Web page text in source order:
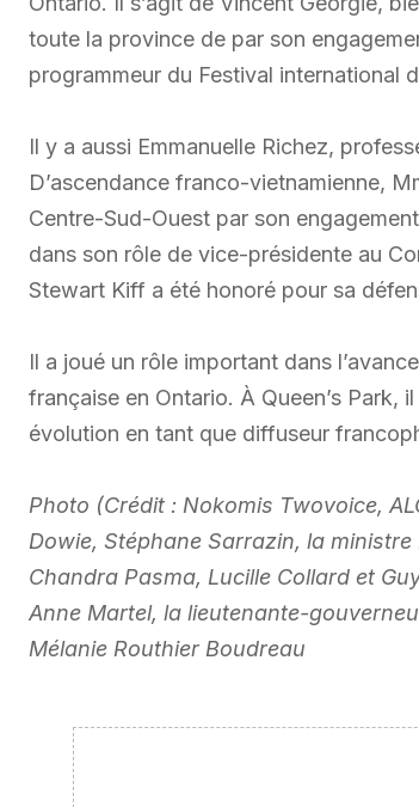
toute la province de par son
programmeur du Festival international
Il y a aussi Emmanuelle Richez,
D’ascendance franco-vietnamienne,
Centre-Sud-Ouest par son
dans son rôle de vice-présidente au
Stewart Kiff a été honoré pour sa
Il a joué un rôle important dans
française en Ontario. À Queen’s Park,
évolution en tant que diffuseur
Photo (Crédit : Nokomis Twovoice,
Dowie, Stéphane Sarrazin, la
Chandra Pasma, Lucille Collard et
Anne Martel, la lieutenante-
Mélanie Routhier Boudreau